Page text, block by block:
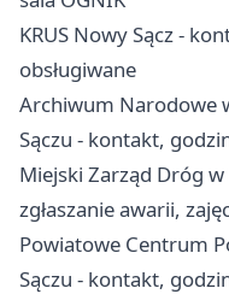
KRUS Nowy Sącz -
obsługiwane
Archiwum Narodowe
Sączu - kontakt,
Miejski Zarząd Dróg
zgłaszanie awarii,
Powiatowe Centrum
Sączu - kontakt,